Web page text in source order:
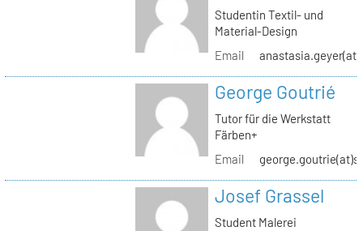
Studentin Textil- und
Material-Design
Email
George Goutrié
Tutor für die Werkstatt
Färben+
Email
Josef Grassel
Student Malerei